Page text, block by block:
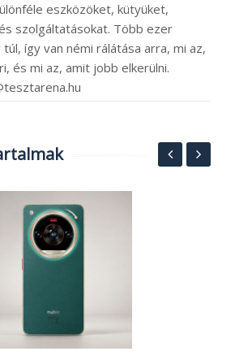
eszközöket, kütyüket,
szolgáltatásokat. Több ezer
így van némi rálátása arra, mi az,
és mi az, amit jobb elkerülni.